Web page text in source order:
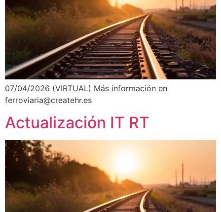
07/04/2026 (VIRTUAL) Más información en
ferroviaria@createhr.es
Actualización IT RT